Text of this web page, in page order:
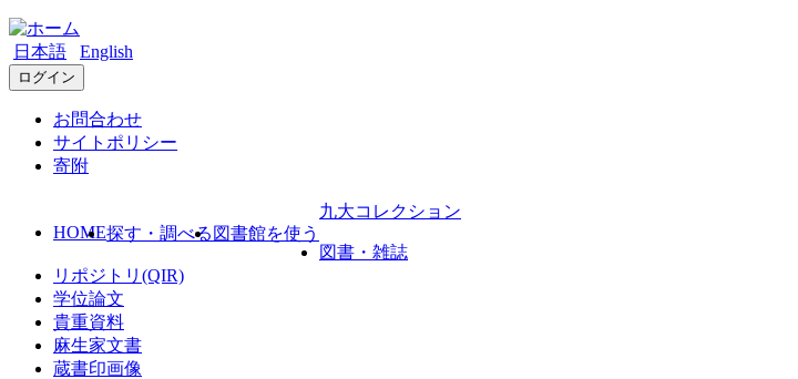
日本語 English
ログイン
お問合わせ
サイトポリシー
寄附
HOME探す・調べる 図書館を使う
九大コレクション
図書・雑誌
リポジトリ(QIR)
学位論文
貴重資料
麻生家文書
蔵書印画像